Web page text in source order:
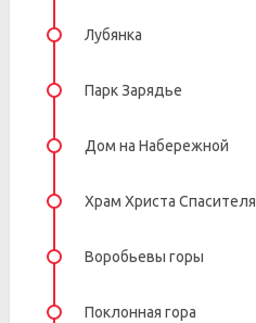
Лубянка
Парк Зарядье
Дом на Набережной
Храм Христа Спасителя
Воробьевы горы
Поклонная гора